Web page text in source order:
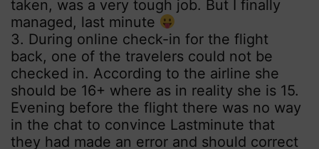
taken, was a very tough job. But I finally
managed, last minute
3. During online check-in for the flight
back, one of the travelers could not be
checked in. According to the airline she
should be 16+ where as in reality she is 15.
Evening before the flight there was no way
in the chat to convince Lastminute that
they had made an error and should correct